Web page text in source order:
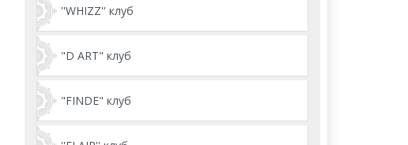
''WHIZZ'' клуб
"D ART" клуб
"FINDE" клуб